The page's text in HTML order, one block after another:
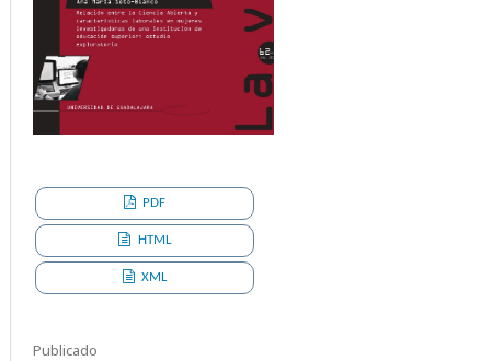
PDF
HTML
XML
Publicado